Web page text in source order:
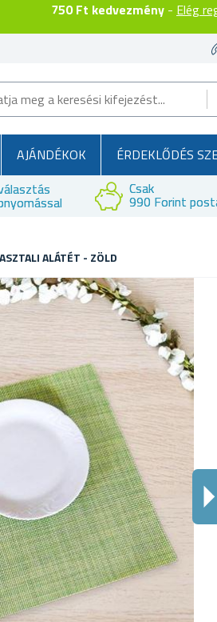
750 Ft kedvezmény - Elég
AJÁNDÉKOK ÉRDEKLŐDÉS
Csak
990 Forint
ALÁTÉT - ZÖLD